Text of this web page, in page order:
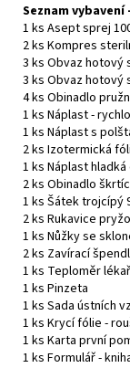
Seznam
1 ks Asept sprej
2 ks Kompres
3 ks Obvaz hotový
3 ks Obvaz hotový
4 ks Obinadlo
1 ks Náplast -
1 ks Náplast s
2 ks Izotermická
1 ks Náplast hladká
2 ks Obinadlo
1 ks Šátek trojcípý
2 ks Rukavice
1 ks Nůžky se
2 ks Zavírací
1 ks Teploměr
1 ks Pinzeta
1 ks Sada ústních
1 ks Krycí fólie -
1 ks Karta první
1 ks Formulář -